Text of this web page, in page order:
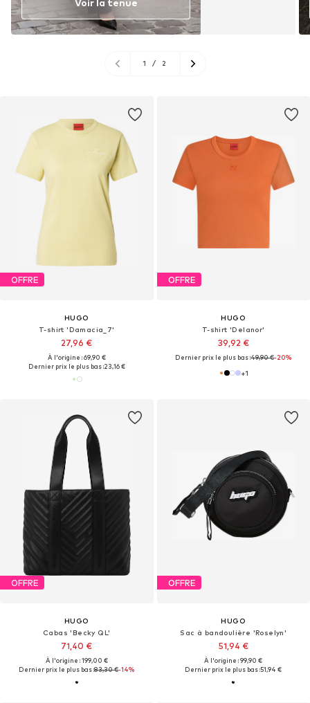
OFFRE
HUGO
T-shirt 'Damacia_7'
27,96 €
À l'origine : 69,90 €
Dernier prix le plus bas :23,16 €
OFFRE
HUGO
T-shirt 'Delanor'
39,92 €
Dernier prix le plus bas :49,90 €-20%
+1
Voir la tenue
1 / 2
OFFRE
HUGO
Cabas 'Becky QL'
71,40 €
À l'origine : 199,00 €
Dernier prix le plus bas :83,30 €-14%
OFFRE
HUGO
Sac à bandoulière 'Roselyn'
51,94 €
À l'origine : 99,90 €
Dernier prix le plus bas :51,94 €